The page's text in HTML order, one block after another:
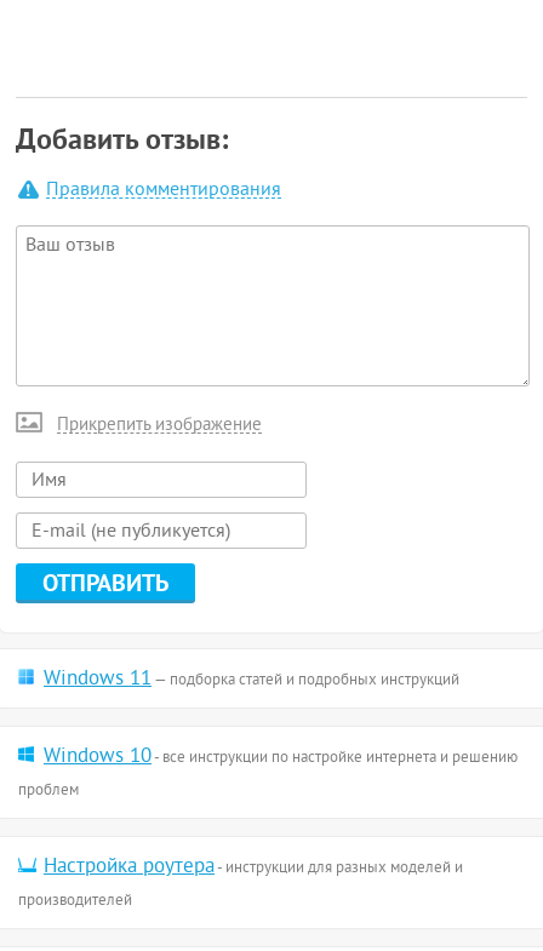
Добавить отзыв:
Правила комментирования
Прикрепить изображение
Windows 11— подборка статей и подробных инструкций
Windows 10- все инструкции по настройке интернета и решению
проблем
Настройка роутера- инструкции для разных моделей и
производителей